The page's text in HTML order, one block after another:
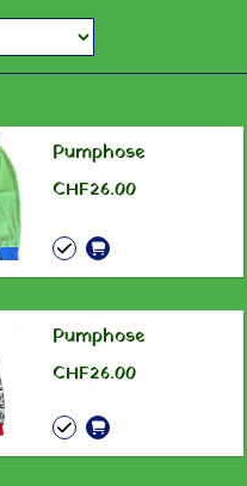
Pumphose
CHF 26.00
Pumphose
CHF 26.00